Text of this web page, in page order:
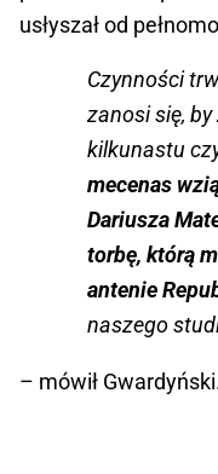
usłyszał od
Czynności
zanosi się,
kilkunastu
mecenas
Dariusza
torbę, którą
antenie
naszego
– mówił